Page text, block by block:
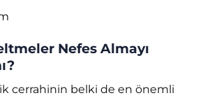
Nefes Almayı
cerrahinin belki de en önemli